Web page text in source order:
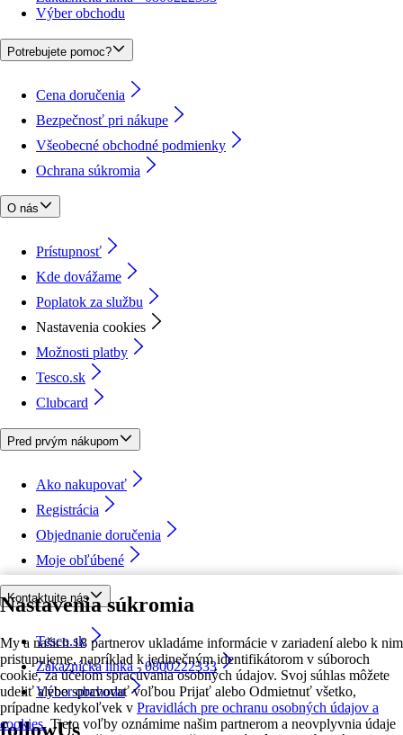
Nastavenia súkromia
My a našich 18 partnerov ukladáme informácie v zariadení alebo k nim
pristupujeme, napríklad k jedinečným identifikátorom v súboroch
cookie, za účelom spracúvania osobných údajov. Svoj súhlas môžete
udeliť alebo spravovať voľbou Prijať alebo Odmietnuť všetko,
prípadne kedykoľvek v Pravidlách pre ochranu osobných údajov a
cookies. Tieto voľby oznámime našim partnerom a neovplyvnia údaje
Výber obchodu
Potrebujete pomoc?
Cena doručenia
Bezpečnosť pri nákupe
Všeobecné obchodné podmienky
Ochrana súkromia
O nás
Prístupnosť
Kde dovážame
Poplatok za službu
Nastavenia cookies
Možnosti platby
Tesco.sk
Clubcard
Pred prvým nákupom
Ako nakupovať
Registrácia
Objednanie doručenia
Moje obľúbené
Kontaktujte nás
Tesco.sk
Zákaznícka linka - 0800222333
Výber obchodu
followUs